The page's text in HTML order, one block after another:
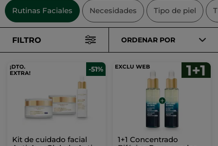
Rutinas Faciales Necesidades Tipo de piel
FILTRO ORDENAR POR
-51%
Kit de cuidado facial
1+1 Concentrado